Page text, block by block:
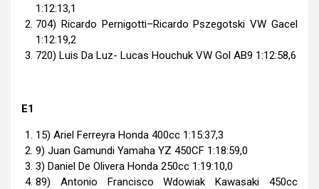
1:12:13,1
704) Ricardo Pernigotti–Ricardo Pszegotski VW Gacel
1:12:19,2
720) Luis Da Luz- Lucas Houchuk VW Gol AB9 1:12:58,6
E1
15) Ariel Ferreyra Honda 400cc 1:15:37,3
9) Juan Gamundi Yamaha YZ 450CF 1:18:59,0
3) Daniel De Olivera Honda 250cc 1:19:10,0
89) Antonio Francisco Wdowiak Kawasaki 450cc